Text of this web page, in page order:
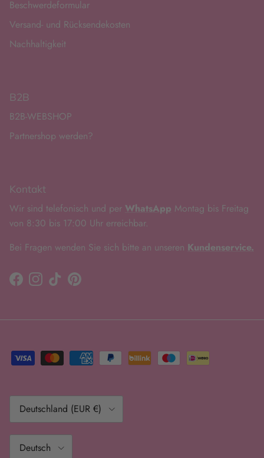
Beschwerdeformular
Versand- und Rücksendekosten
Nachhaltigkeit
B2B
B2B-WEBSHOP
Partnershop werden?
Kontakt
Wir sind telefonisch und per WhatsApp Montag bis Freitag
von 8:30 bis 17:00 Uhr erreichbar.
Bei Fragen wenden Sie sich bitte an unseren Kundenservice.
FacebookInstagram
TikTokPinterest
Land/Region
Deutschland (EUR €)
Sprache
Deutsch